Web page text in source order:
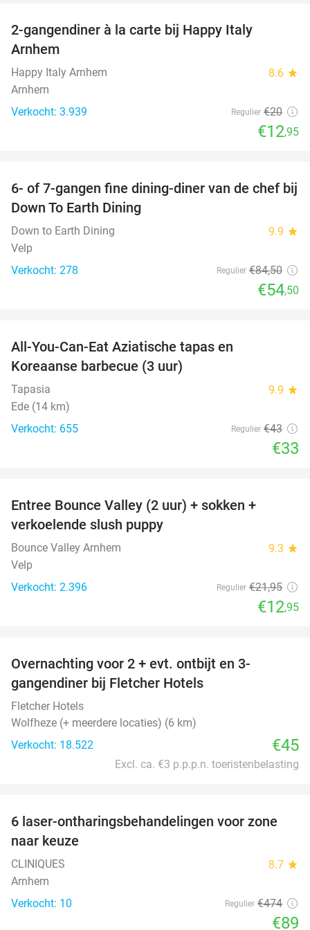
2-gangendiner à la carte bij Happy Italy
Arnhem
Happy Italy Arnhem 8.6 star
Arnhem
Verkocht: 3.939
Regulier €20
€12,95
36%
6- of 7-gangen fine dining-diner van de chef bij
Down To Earth Dining
Down to Earth Dining 9.9 star
Velp
Verkocht: 278
Regulier €84,50
€54,50
All-You-Can-Eat Aziatische tapas en
Koreaanse barbecue (3 uur)
Tapasia 9.9 star
Ede (14 km)
Verkocht: 655
Regulier €43
€33
Entree Bounce Valley (2 uur) + sokken +
verkoelende slush puppy
Bounce Valley Arnhem 9.3 star
Velp
Verkocht: 2.396
Regulier €21,95
€12,95
Overnachting voor 2 + evt. ontbijt en 3-
gangendiner bij Fletcher Hotels
Fletcher Hotels
Wolfheze (+ meerdere locaties) (6 km)
Verkocht: 18.522
€45
Excl. ca. €3 p.p.p.n. toeristenbelasting
81%
6 laser-ontharingsbehandelingen voor zone
naar keuze
CLINIQUES 8.7 star
Arnhem
Verkocht: 10
Regulier €474
€89